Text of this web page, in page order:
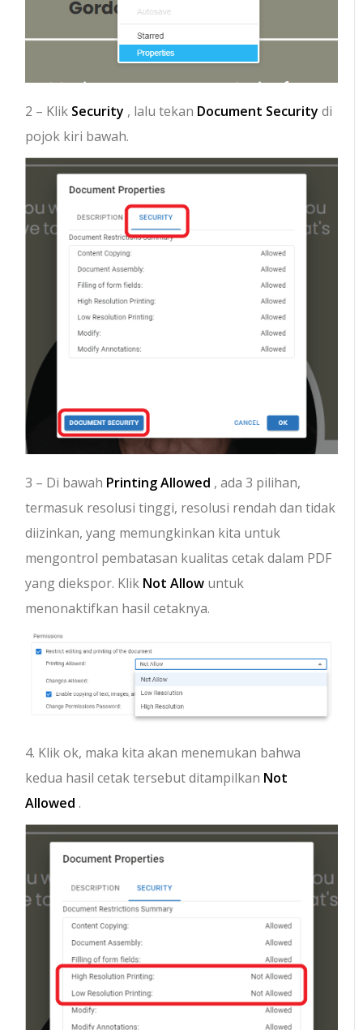
2 – Klik Security , lalu tekan Document Security di
pojok kiri bawah.
3 – Di bawah Printing Allowed , ada 3 pilihan,
termasuk resolusi tinggi, resolusi rendah dan tidak
diizinkan, yang memungkinkan kita untuk
mengontrol pembatasan kualitas cetak dalam PDF
yang diekspor. Klik Not Allow untuk
menonaktifkan hasil cetaknya.
4. Klik ok, maka kita akan menemukan bahwa
kedua hasil cetak tersebut ditampilkan Not
Allowed .